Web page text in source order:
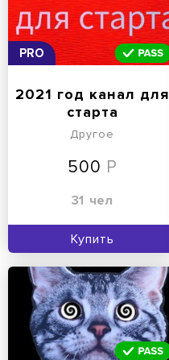
PRO
2021 год канал для
старта
Другое
500
31 чел
Купить